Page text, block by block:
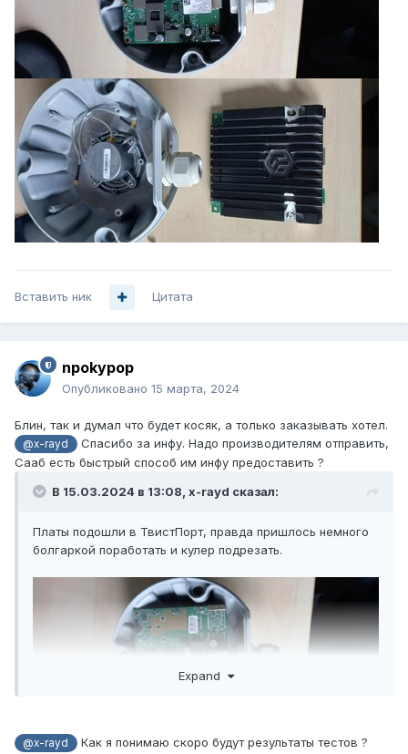
Вставить ник Цитата
npokypop
Опубликовано 15 марта, 2024
Блин, так и думал что будет косяк, а только заказывать хотел.
@x-rayd
Спасибо за инфу. Надо производителям отправить,
Сааб есть быстрый способ им инфу предоставить ?
В 15.03.2024 в 13:08, x-rayd сказал:
Платы подошли в ТвистПорт, правда пришлось немного
болгаркой поработать и кулер подрезать.
Expand
@x-rayd Как я понимаю скоро будут результаты тестов ?